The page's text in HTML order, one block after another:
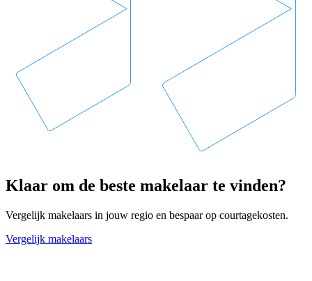
Klaar om de beste makelaar te vinden?
Vergelijk makelaars in jouw regio en bespaar op courtagekosten.
Vergelijk makelaars